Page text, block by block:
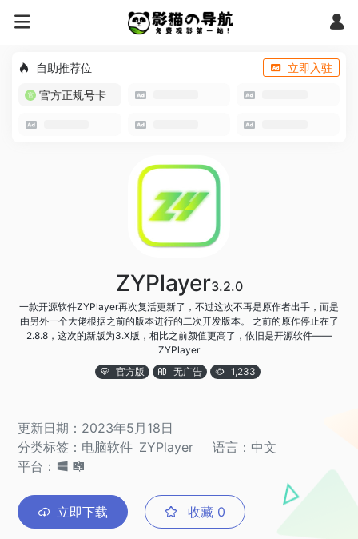
自助推荐位
立即入驻
官方正规号卡
ZYPlayer3.2.0
一款开源软件ZYPlayer再次复活更新了，不过这次不再是原作者出手，而是
由另外一个大佬根据之前的版本进行的二次开发版本。 之前的原作停止在了
2.8.8，这次的新版为3.X版，相比之前颜值更高了，依旧是开源软件——
ZYPlayer
官方版
无广告 1,233
更新日期：2023年5月18日
分类标签： 电脑软件 ZYPlayer
语言：中文
平台：
立即下载 收藏 0